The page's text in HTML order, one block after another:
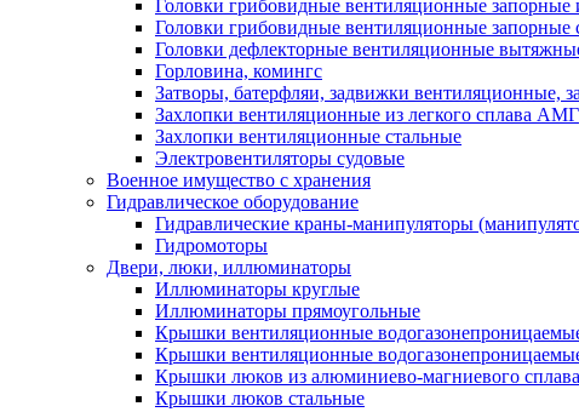
Головки грибовидные вентиляционные запорные
Головки грибовидные вентиляционные запорные
Головки дефлекторные вентиляционные
Горловина, комингс
Затворы, батерфляи, задвижки вентиляционные,
Захлопки вентиляционные из легкого сплава АМГ
Захлопки вентиляционные стальные
Электровентиляторы судовые
Военное имущество с хранения
Гидравлическое оборудование
Гидравлические краны-манипуляторы
Гидромоторы
Двери, люки, иллюминаторы
Иллюминаторы круглые
Иллюминаторы прямоугольные
Крышки вентиляционные
Крышки вентиляционные
Крышки люков из алюминиево-магниевого
Крышки люков стальные